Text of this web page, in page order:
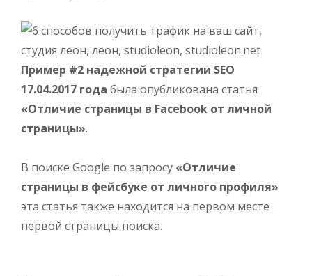
Пример #2 надежной стратегии SEO
17.04.2017 года была опубликована статья
«Отличие страницы в Facebook от личной
страницы».
В поиске Google по запросу «Отличие
страницы в фейсбуке от личного профиля»
эта статья также находится на первом месте
первой страницы поиска.